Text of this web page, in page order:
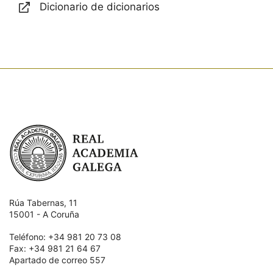
Dicionario de dicionarios
Real Academia Galega
Rúa Tabernas, 11
15001 - A Coruña
Teléfono: +34 981 20 73 08
Fax: +34 981 21 64 67
Apartado de correo 557